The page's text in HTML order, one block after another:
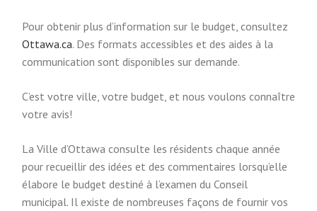
)
l
)
Pour obtenir plus d’information sur le budget, consultez
Ottawa.ca
E
t
n
a
l
l
. Des formats accessibles et des aides à la
communication sont disponibles sur demande.
C’est votre ville, votre budget, et nous voulons connaître
votre avis!
La Ville d’Ottawa consulte les résidents chaque année
pour recueillir des idées et des commentaires lorsqu’elle
élabore le budget destiné à l’examen du Conseil
municipal. Il existe de nombreuses façons de fournir vos